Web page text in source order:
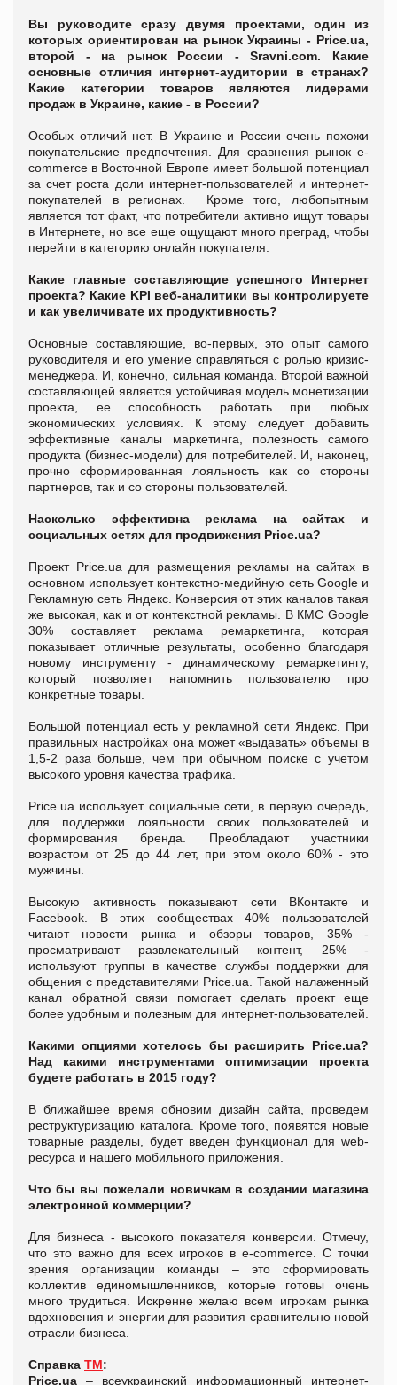
Вы руководите сразу двумя проектами, один из
которых ориентирован на рынок Украины - Price.ua,
второй - на рынок России - Sravni.com. Какие
основные отличия интернет-аудитории в странах?
Какие категории товаров являются лидерами
продаж в Украине, какие - в России?
Особых отличий нет. В Украине и России очень похожи
покупательские предпочтения. Для сравнения рынок e-
сommerce в Восточной Европе имеет большой потенциал
за счет роста доли интернет-пользователей и интернет-
покупателей в регионах. Кроме того, любопытным
является тот факт, что потребители активно ищут товары
в Интернете, но все еще ощущают много преград, чтобы
перейти в категорию онлайн покупателя.
Какие главные составляющие успешного Интернет
проекта? Какие KPI веб-аналитики вы контролируете
и как увеличивате их продуктивность?
Основные составляющие, во-первых, это опыт самого
руководителя и его умение справляться с ролью кризис-
менеджера. И, конечно, сильная команда. Второй важной
составляющей является устойчивая модель монетизации
проекта, ее способность работать при любых
экономических условиях. К этому следует добавить
эффективные каналы маркетинга, полезность самого
продукта (бизнес-модели) для потребителей. И, наконец,
прочно сформированная лояльность как со стороны
партнеров, так и со стороны пользователей.
Насколько эффективна реклама на сайтах и
социальных сетях для продвижения Price.ua?
Проект Price.ua для размещения рекламы на сайтах в
основном использует контекстно-медийную сеть Google и
Рекламную сеть Яндекс. Конверсия от этих каналов такая
же высокая, как и от контекстной рекламы. В КМС Google
30% составляет реклама ремаркетинга, которая
показывает отличные результаты, особенно благодаря
новому инструменту - динамическому ремаркетингу,
который позволяет напомнить пользователю про
конкретные товары.
Большой потенциал есть у рекламной сети Яндекс. При
правильных настройках она может «выдавать» объемы в
1,5-2 раза больше, чем при обычном поиске с учетом
высокого уровня качества трафика.
Price.ua использует социальные сети, в первую очередь,
для поддержки лояльности своих пользователей и
формирования бренда. Преобладают участники
возрастом от 25 до 44 лет, при этом около 60% - это
мужчины.
Высокую активность показывают сети ВКонтакте и
Facebook. В этих сообществах 40% пользователей
читают новости рынка и обзоры товаров, 35% -
просматривают развлекательный контент, 25% -
используют группы в качестве службы поддержки для
общения с представителями Price.ua. Такой налаженный
канал обратной связи помогает сделать проект еще
более удобным и полезным для интернет-пользователей.
Какими опциями хотелось бы расширить Price.ua?
Над какими инструментами оптимизации проекта
будете работать в 2015 году?
В ближайшее время обновим дизайн сайта, проведем
реструктуризацию каталога. Кроме того, появятся новые
товарные разделы, будет введен функционал для web-
ресурса и нашего мобильного приложения.
Что бы вы пожелали новичкам в создании магазина
электронной коммерции?
Для бизнеса - высокого показателя конверсии. Отмечу,
что это важно для всех игроков в e-сommerce. С точки
зрения организации команды – это сформировать
коллектив единомышленников, которые готовы очень
много трудиться. Искренне желаю всем игрокам рынка
вдохновения и энергии для развития сравнительно новой
отрасли бизнеса.
Справка ТМ:
Price.ua – всеукраинский информационный интернет-